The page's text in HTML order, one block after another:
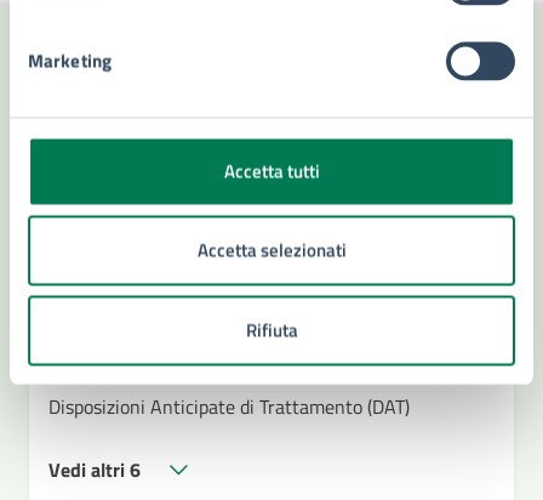
Marketing
Accetta tutti
Accetta selezionati
Rifiuta
Iscrizione Anagrafica Stranieri Extra Comunitari
Iscrizione anagrafica Stranieri Comunitari
Ascensori: messa in esercizio e assegnazione
matricola
Disposizioni Anticipate di Trattamento (DAT)
Vedi altri 6